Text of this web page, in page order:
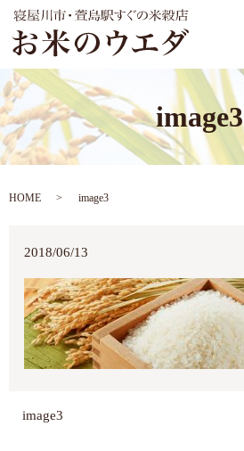
image3
HOME image3
2018/06/13
image3